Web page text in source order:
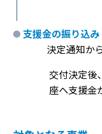
支援金の振り込み
決定通知か
交付決定後
座へ支援金